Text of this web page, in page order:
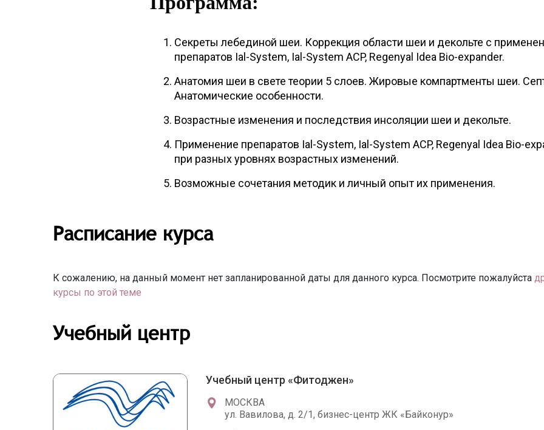
Секреты лебединой шеи. Коррекция области шеи и декольте с
препаратов Ial-System, Ial-System ACP, Regenyal Idea Bio-expander.
Анатомия шеи в свете теории 5 слоев. Жировые компартменты шеи.
Анатомические особенности.
Возрастные изменения и последствия инсоляции шеи и декольте.
Применение препаратов Ial-System, Ial-System ACP, Regenyal Idea Bio-
при разных уровнях возрастных изменений.
Возможные сочетания методик и личный опыт их применения.
Расписание курса
К сожалению, на данный момент нет запланированной даты для данного курса. Посмотрите пожалуйста
курсы по этой теме
Учебный центр
Учебный центр «Фитоджен»
МОСКВА
ул. Вавилова, д. 2/1, бизнес-центр ЖК «Байконур»